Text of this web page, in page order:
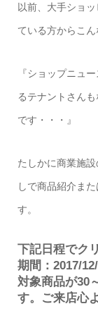
以前、大手ショ
ている方からこん
『ショップニュ
るテナントさん
です・・・』
たしかに商業施
しで商品紹介ま
す。
下記日程でク
期間：2017/
対象商品が30
す。ご来店心